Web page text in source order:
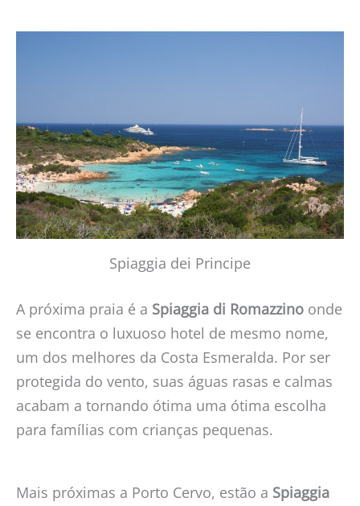
Spiaggia dei Principe
A próxima praia é a Spiaggia di Romazzino onde
se encontra o luxuoso hotel de mesmo nome,
um dos melhores da Costa Esmeralda. Por ser
protegida do vento, suas águas rasas e calmas
acabam a tornando ótima uma ótima escolha
para famílias com crianças pequenas.
Mais próximas a Porto Cervo, estão a Spiaggia